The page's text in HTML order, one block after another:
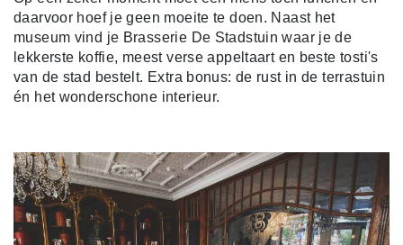
daarvoor hoef je geen moeite te doen. Naast het
museum vind je Brasserie De Stadstuin waar je de
lekkerste koffie, meest verse appeltaart en beste tosti's
van de stad bestelt. Extra bonus: de rust in de terrastuin
én het wonderschone interieur.